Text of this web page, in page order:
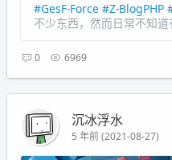
#GesF-Force #Z-BlogPHP
不少东西，然而日常不知
0 6969
沉冰浮水
5 年前 (2021-08-27)